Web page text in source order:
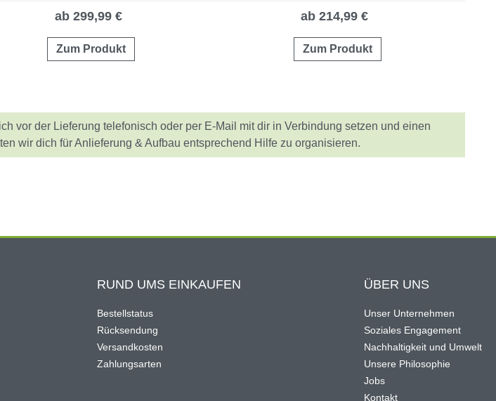
ab 299,99 €
Zum Produkt
ab 214,99 €
Zum Produkt
vor der Lieferung telefonisch oder per E-Mail mit dir in Verbindung setzen und einen
wir dich für Anlieferung & Aufbau entsprechend Hilfe zu organisieren.
RUND UMS EINKAUFEN
Bestellstatus
Rücksendung
Versandkosten
Zahlungsarten
ÜBER UNS
Unser Unternehmen
Soziales Engagement
Nachhaltigkeit und Umwelt
Unsere Philosophie
Jobs
Kontakt